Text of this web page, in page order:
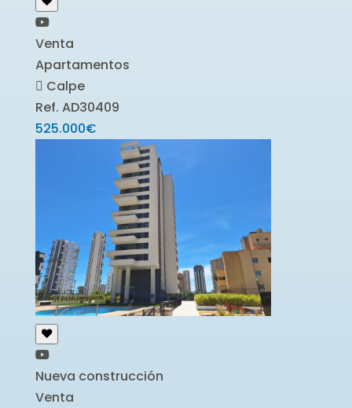
Venta
Apartamentos
Calpe
Ref. AD30409
525.000€
Nueva construcción
Venta